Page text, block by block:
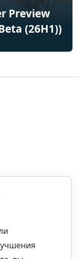
Preview
(26H1))